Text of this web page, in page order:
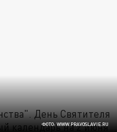
ФОТО: WWW.PRAVOSLAVIE.RU